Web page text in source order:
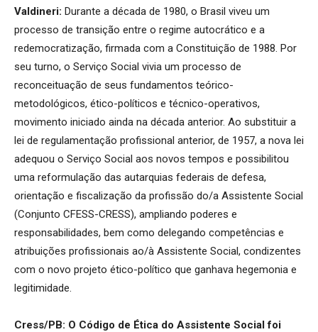
Valdineri: Durante a década de 1980, o Brasil viveu um
processo de transição entre o regime autocrático e a
redemocratização, firmada com a Constituição de 1988. Por
seu turno, o Serviço Social vivia um processo de
reconceituação de seus fundamentos teórico-
metodológicos, ético-políticos e técnico-operativos,
movimento iniciado ainda na década anterior. Ao substituir a
lei de regulamentação profissional anterior, de 1957, a nova lei
adequou o Serviço Social aos novos tempos e possibilitou
uma reformulação das autarquias federais de defesa,
orientação e fiscalização da profissão do/a Assistente Social
(Conjunto CFESS-CRESS), ampliando poderes e
responsabilidades, bem como delegando competências e
atribuições profissionais ao/à Assistente Social, condizentes
com o novo projeto ético-político que ganhava hegemonia e
legitimidade.
Cress/PB: O Código de Ética do Assistente Social foi